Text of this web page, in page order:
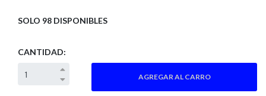
SOLO 98 DISPONIBLES
CANTIDAD: